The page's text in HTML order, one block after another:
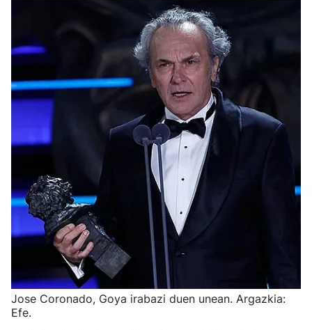
Jose Coronado, Goya irabazi duen unean. Argazkia:
Efe.